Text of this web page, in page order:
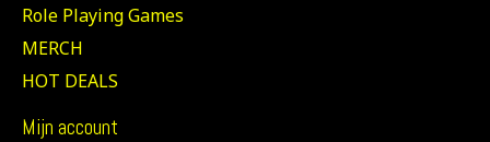
Role Playing Games
MERCH
HOT DEALS
Mijn account